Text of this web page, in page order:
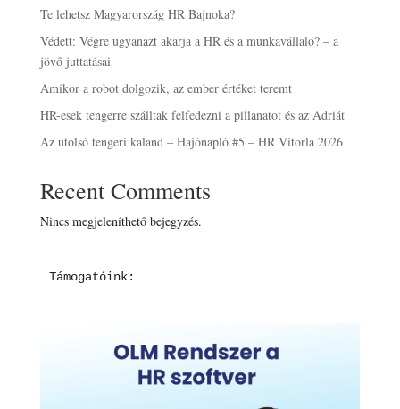
Te lehetsz Magyarország HR Bajnoka?
Védett: Végre ugyanazt akarja a HR és a munkavállaló? – a
jövő juttatásai
Amikor a robot dolgozik, az ember értéket teremt
HR-esek tengerre szálltak felfedezni a pillanatot és az Adriát
Az utolsó tengeri kaland – Hajónapló #5 – HR Vitorla 2026
Recent Comments
Nincs megjeleníthető bejegyzés.
Támogatóink: